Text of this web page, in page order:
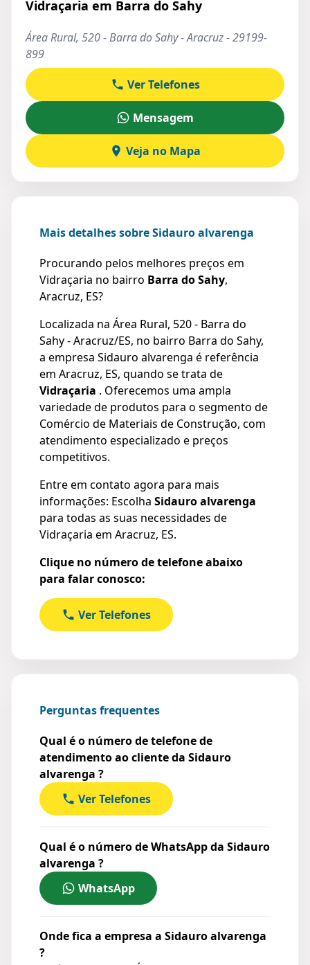
Vidraçaria em Barra do Sahy
Área Rural, 520 - Barra do Sahy - Aracruz - 29199-
899
Ver Telefones
Mensagem
Veja no Mapa
Mais detalhes sobre Sidauro alvarenga
Procurando pelos melhores preços em
Vidraçaria no bairro Barra do Sahy,
Aracruz, ES?
Localizada na Área Rural, 520 - Barra do
Sahy - Aracruz/ES, no bairro Barra do Sahy,
a empresa Sidauro alvarenga é referência
em Aracruz, ES, quando se trata de
Vidraçaria . Oferecemos uma ampla
variedade de produtos para o segmento de
Comércio de Materiais de Construção, com
atendimento especializado e preços
competitivos.
Entre em contato agora para mais
informações: Escolha Sidauro alvarenga
para todas as suas necessidades de
Vidraçaria em Aracruz, ES.
Clique no número de telefone abaixo
para falar conosco:
Ver Telefones
Perguntas frequentes
Qual é o número de telefone de
atendimento ao cliente da Sidauro
alvarenga ?
Ver Telefones
Qual é o número de WhatsApp da Sidauro
alvarenga ?
WhatsApp
Onde fica a empresa a Sidauro alvarenga
?